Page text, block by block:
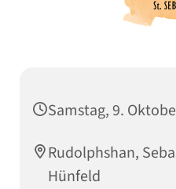
Samstag, 9.
Rudolphshan,
Hünfeld